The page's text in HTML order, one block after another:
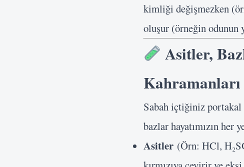
kimliği değişmezken
oluşur (örneğin odunun
Asitler,
Kahramanları
Sabah içtiğiniz portakal
bazlar hayatımızın her
Asitler (Örn: HCl,